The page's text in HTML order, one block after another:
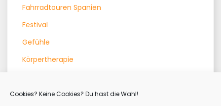
Cookies? Keine Cookies? Du hast die Wahl!
Fahrradtouren Spanien
Festival
Gefühle
Körpertherapie
Lebensphilosophie